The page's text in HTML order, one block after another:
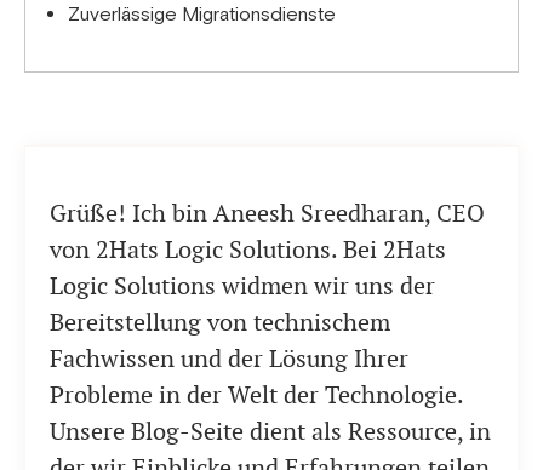
Zuverlässige Migrationsdienste
Grüße! Ich bin Aneesh Sreedharan, CEO
von 2Hats Logic Solutions. Bei 2Hats
Logic Solutions widmen wir uns der
Bereitstellung von technischem
Fachwissen und der Lösung Ihrer
Probleme in der Welt der Technologie.
Unsere Blog-Seite dient als Ressource, in